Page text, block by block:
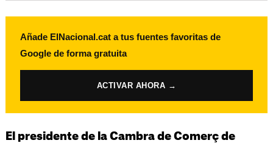
Añade ElNacional.cat a tus fuentes favoritas de
Google de forma gratuita
ACTIVAR AHORA →
El presidente de la Cambra de Comerç de